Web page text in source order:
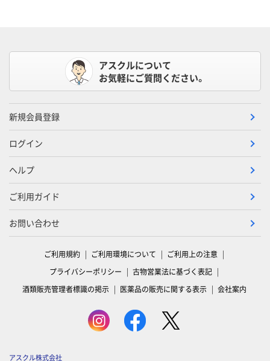
アスクルについて
お気軽にご質問ください。
新規会員登録
ログイン
ヘルプ
ご利用ガイド
お問い合わせ
ご利用規約 ご利用環境について
ご利用上の注意
プライバシーポリシー
古物営業法に基づく表記
酒類販売管理者標識の掲示
医薬品の販売に関する表示 会社案内
アスクル株式会社